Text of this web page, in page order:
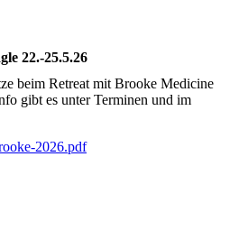
22.-25.5.26
beim Retreat mit Brooke Medicine
gibt es unter Terminen und im
2026.pdf